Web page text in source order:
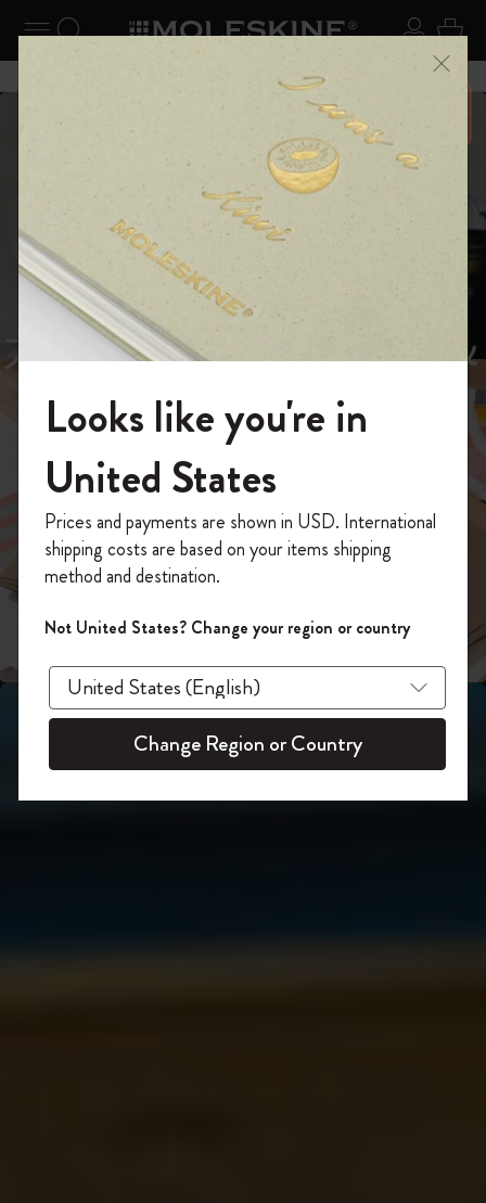
ナビゲーションの切替 ログ
検索 (キーワードなど) カ
6,500円以上のご購入で送料無料 メニ
ーを閉じる
あるページから始まる物語
Reframe
Sunglasses（リフレー
ム サングラス）
スライド表示0
スライド表示1
スライド表示2
スライド表示3
スライド表示4
スライド表示5
モレスキンの世界へようこそ
「WELCOME10」を入力すると、初回注
文が10%オフ＋送料無料になります。セ
ール・アウトレット品は適用外。
Moleskineアカウントを作成して限定オフ
ァーや会員特典、さらに多くのインスピ
レーションを手に入れましょう。
今すぐ会員登録 !
Looks like you're in
United States
Prices and payments are shown in USD. International
shipping costs are based on your items shipping
method and destination.
Not United States? Change your region or country
Change Region or Country